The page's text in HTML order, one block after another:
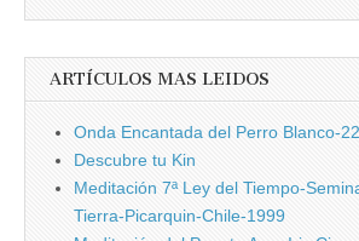
ARTÍCULOS MAS LEIDOS
Onda Encantada del Perro Blanco-22
Descubre tu Kin
Meditación 7ª Ley del Tiempo-
Tierra-Picarquin-Chile-1999